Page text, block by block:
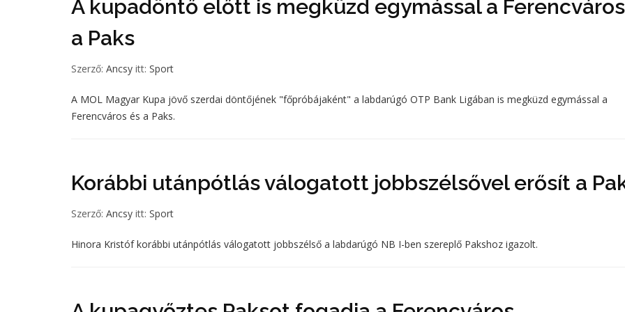
A kupadöntő előtt is megküzd egymással a
a Paks
Szerző: Ancsy itt: Sport
A MOL Magyar Kupa jövő szerdai döntőjének "főpróbájaként" a labdarúgó OTP Bank Ligában is megküzd egymással a
Ferencváros és a Paks.
Korábbi utánpótlás válogatott jobbszélsővel erősít a
Szerző: Ancsy itt: Sport
Hinora Kristóf korábbi utánpótlás válogatott jobbszélső a labdarúgó NB I-ben szereplő Pakshoz igazolt.